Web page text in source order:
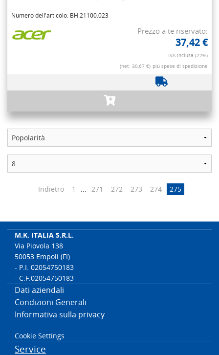
Numero dell'articolo: BH.21100.023
Prezzo a te riservato:
37,42 €
IVA inclusa (22%)
(net. 30,67 €) più spese di spedizione
Indietro 1 ... 271 272 273 274 275
M.K. ITALIA S.R.L.
Via Piovola 138
50053 Empoli (FI)
- P.I. 02054750183
- C.F.02054750183
Dati aziendali
Condizioni Generali
Informativa sulla privacy
Cookie Settings
Service